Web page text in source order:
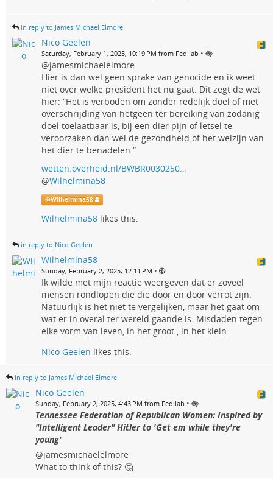
in reply to James Michael Elmore
Nico Geelen
Saturday, February 1, 2025, 10:19 PM from Fedilab •
@jamesmichaelelmore
Hier is dan wel geen sprake van genocide en ik weet
niet over welke president het nu gaat. Dit zegt de wet
hier: “Het is verboden om zonder redelijk doel of met
overschrijding van hetgeen ter bereiking van zodanig
doel toelaatbaar is, bij een dier pijn of letsel te
veroorzaken dan wel de gezondheid of het welzijn van
het dier te benadelen.”
wetten.overheid.nl/BWBR0030250…
@Wilhelmina58
@Wilhelmina58
Wilhelmina58 likes this.
in reply to Nico Geelen
Wilhelmina58
Sunday, February 2, 2025, 12:11 PM •
Ik wilde met mijn reactie weergeven dat er zoveel
mensen rondlopen die die door en door verrot zijn.
Natuurlijk is het niet te vergelijken, maar het gaat om
wat er in overal ter wereld gaande is. Misdaden tegen
elke vorm van leven, in het groot , in het klein...
Nico Geelen likes this.
in reply to James Michael Elmore
Nico Geelen
Sunday, February 2, 2025, 4:43 PM from Fedilab •
Tennessee Federation of Republican Women: Inspired by
"Intelligent Leader" Hitler to 'Get em while they're
young'
@jamesmichaelelmore
What to think of this? 🤔